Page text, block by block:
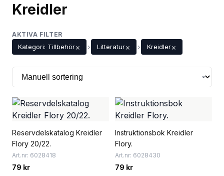
Kreidler
AKTIVA FILTER
Kategori: Tillbehör× › Litteratur× › Kreidler×
Reservdelskatalog Kreidler
Flory 20/22.
Art.nr: 6028418
79 kr
Instruktionsbok Kreidler
Flory.
Art.nr: 6028430
79 kr